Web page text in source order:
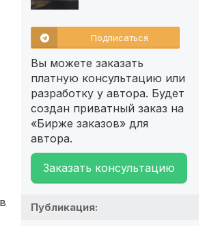
Подписаться
Вы можете заказать
платную консультацию или
разработку у автора. Будет
создан приватный заказ на
«Бирже заказов» для
автора.
Заказать консультацию
Публикация: